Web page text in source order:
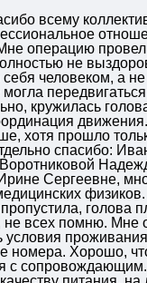
всему
операцию
не
себя человеком, а
передвигаться
кружилась
хотя прошло
спасибо:
Сергеевне,
голова
не всех помню. Мне
условия
номера. Хорошо,
с